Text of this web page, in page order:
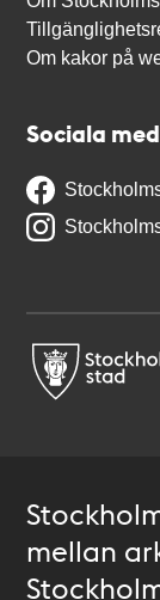
Om kakor på
Sociala
mellan